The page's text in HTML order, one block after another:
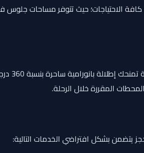
كافة الاحتياجات؛ حيث تتوفر مساحات
المقررة خلال الرحلة.
يتضمن بشكل افتراضي الخدمات التالية: